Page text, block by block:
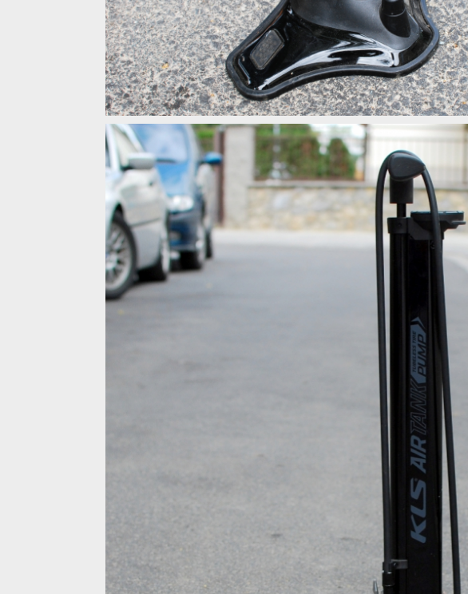
Test: Kellys Airtank Tubeless - pumpa pro nasazování bezdušových plášťů
Test: Kellys Airtank Tubeless - pumpa pro nasazování bezdušových plášťů